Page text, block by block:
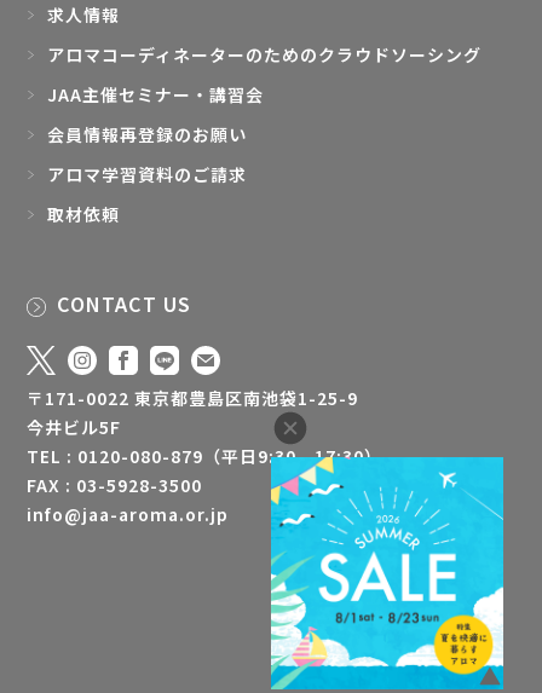
求人情報
アロマコーディネーターのためのクラウドソーシング
JAA主催セミナー・講習会
会員情報再登録のお願い
アロマ学習資料のご請求
取材依頼
CONTACT US
〒171-0022 東京都豊島区南池袋1-25-9
今井ビル5F
TEL : 0120-080-879（平日9:30 - 17:30）
FAX : 03-5928-3500
info@jaa-aroma.or.jp